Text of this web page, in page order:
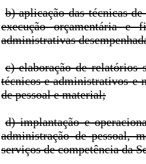
b) aplicação das técnicas
execução orçamentária e
administrativas
c) elaboração de relatórios
técnicos e administrativos e
de pessoal e material;
d) implantação e
administração de pessoal,
serviços de competência da